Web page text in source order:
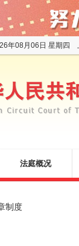
年08月06日 星期四
法庭概况
制度